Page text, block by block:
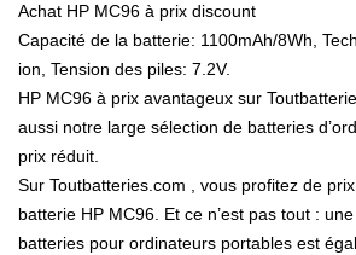
Achat HP MC96 à prix discount
Capacité de la batterie: 1100mAh/8Wh,
ion, Tension des piles: 7.2V.
HP MC96 à prix avantageux sur
aussi notre large sélection de batteries
prix réduit.
Sur Toutbatteries.com , vous profitez de
batterie HP MC96. Et ce n’est pas tout :
batteries pour ordinateurs portables est